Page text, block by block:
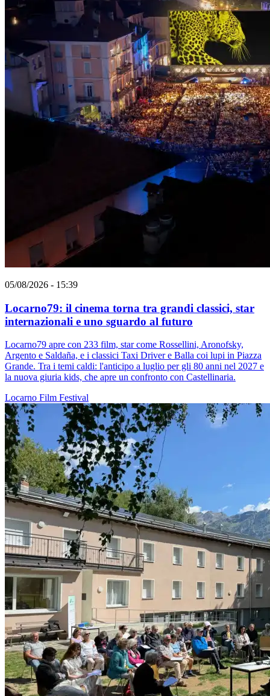
05/08/2026 - 15:39
Locarno79: il cinema torna tra grandi classici, star
internazionali e uno sguardo al futuro
Locarno79 apre con 233 film, star come Rossellini, Aronofsky,
Argento e Saldaña, e i classici Taxi Driver e Balla coi lupi in Piazza
Grande. Tra i temi caldi: l'anticipo a luglio per gli 80 anni nel 2027 e
la nuova giuria kids, che apre un confronto con Castellinaria.
Locarno Film Festival